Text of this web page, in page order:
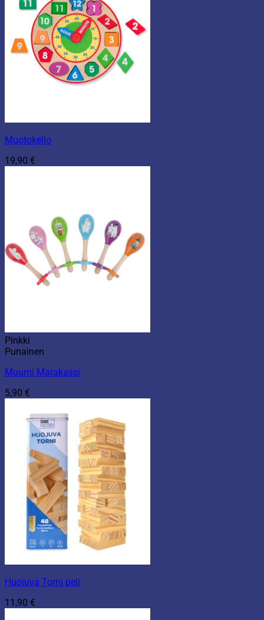
Muotokello
19,90 €
Pinkki
Punainen
Muumi Marakassi
5,90 €
Huojuva Torni peli
11,90 €